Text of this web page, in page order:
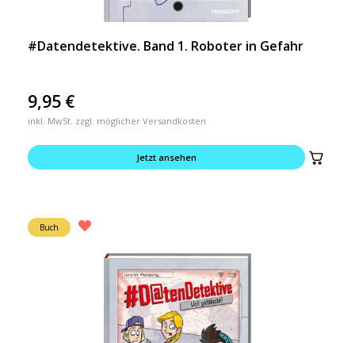
#Datendetektive. Band 1. Roboter in Gefahr
9,95 €
inkl. MwSt. zzgl. möglicher Versandkosten
Jetzt ansehen
Buch